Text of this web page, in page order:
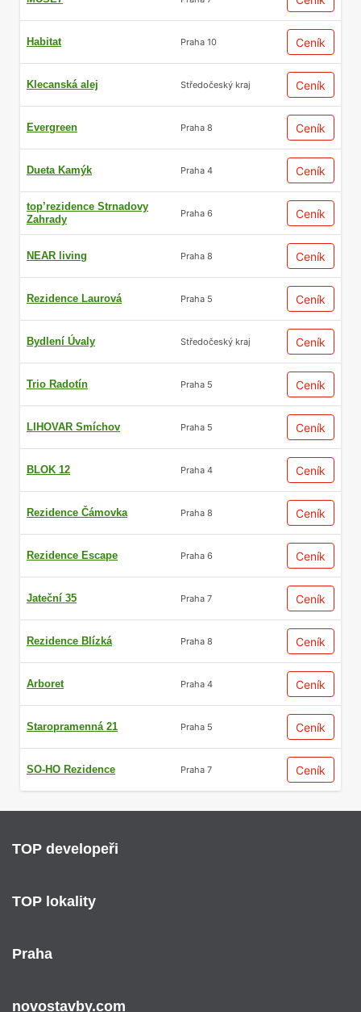
Habitat Praha 10 Ceník
Klecanská alej Středočeský kraj Ceník
Evergreen Praha 8 Ceník
Dueta Kamýk Praha 4 Ceník
top’rezidence Strnadovy
Zahrady
Praha 6 Ceník
NEAR living Praha 8 Ceník
Rezidence Laurová Praha 5 Ceník
Bydlení Úvaly Středočeský kraj Ceník
Trio Radotín Praha 5 Ceník
LIHOVAR Smíchov Praha 5 Ceník
BLOK 12 Praha 4 Ceník
Rezidence Čámovka Praha 8 Ceník
Rezidence Escape Praha 6 Ceník
Jateční 35 Praha 7 Ceník
Rezidence Blízká Praha 8 Ceník
Arboret Praha 4 Ceník
Staropramenná 21 Praha 5 Ceník
SO-HO Rezidence Praha 7 Ceník
TOP developeři
TOP lokality
Praha
novostavby.com